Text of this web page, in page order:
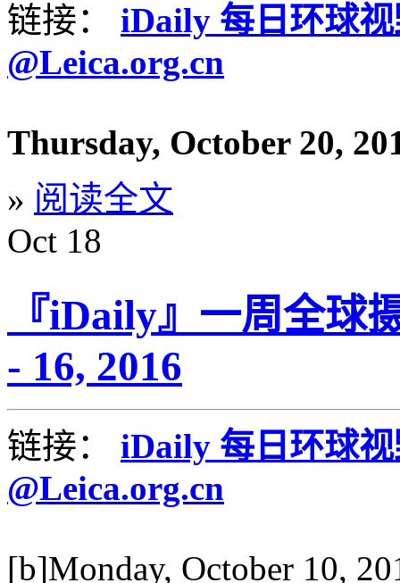
链接： iDaily 每日环球
@Leica.org.cn
Thursday, October 20,
» 阅读全文
Oct 18
『iDaily』一周全球
- 16, 2016
链接： iDaily 每日环球
@Leica.org.cn
[b]Monday, October 10,